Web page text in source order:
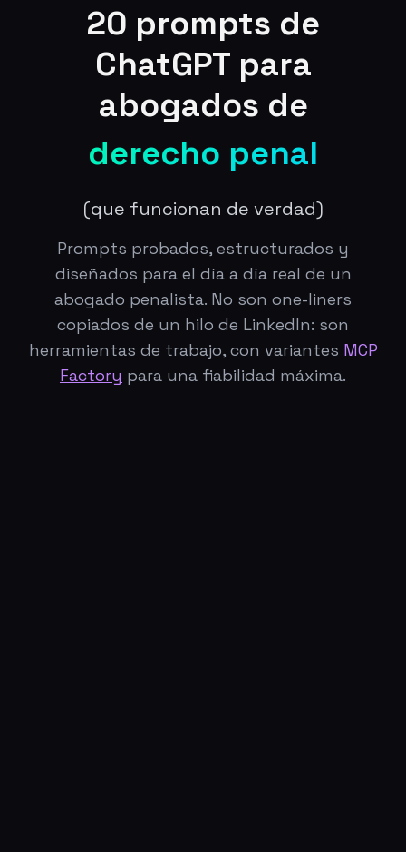
20 prompts de
ChatGPT para
abogados de
derecho penal
(que funcionan de verdad)
Prompts probados, estructurados y
diseñados para el día a día real de un
abogado penalista. No son one-liners
copiados de un hilo de LinkedIn: son
herramientas de trabajo, con variantes MCP
Factory para una fiabilidad máxima.